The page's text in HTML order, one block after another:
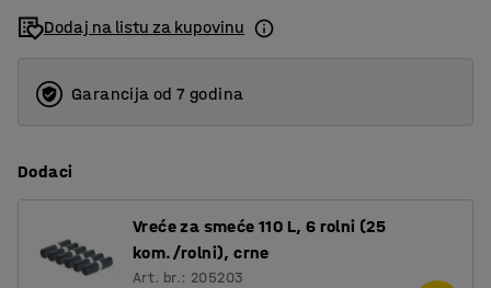
Dodaj na listu za kupovinu
Garancija od 7 godina
Dodaci
Vreće za smeće 110 L, 6 rolni (25
kom./rolni), crne
Art. br.: 205203